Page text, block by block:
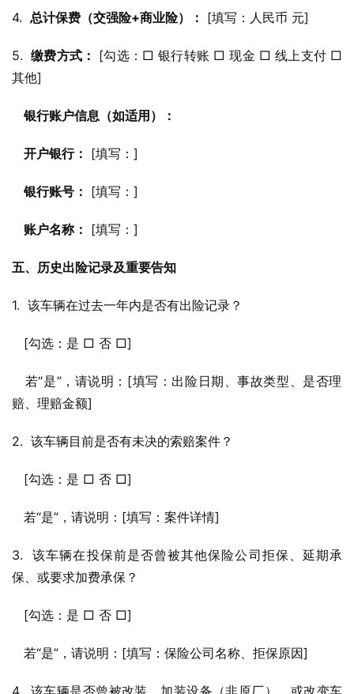
4. 总计保费（交强险+商业险）： [填写：人民币 元]
5. 缴费方式： [勾选：□ 银行转账 □ 现金 □ 线上支付 □
其他]
银行账户信息（如适用）：
开户银行： [填写：]
银行账号： [填写：]
账户名称： [填写：]
五、历史出险记录及重要告知
1.  该车辆在过去一年内是否有出险记录？
   [勾选：是 □ 否 □]
赔、理赔金额]
2.  该车辆目前是否有未决的索赔案件？
   [勾选：是 □ 否 □]
   若“是”，请说明：[填写：案件详情]
3.  该车辆在投保前是否曾被其他保险公司拒保、延期承
保、或要求加费承保？
   [勾选：是 □ 否 □]
   若“是”，请说明：[填写：保险公司名称、拒保原因]
4.  该车辆是否曾被改装、加装设备（非原厂），或改变车